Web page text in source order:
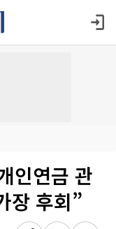
인연금 관
장 후회”